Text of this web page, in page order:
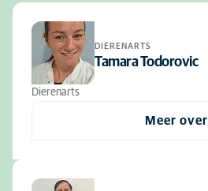
DIERENARTS
Tamara Todorovic
Dierenarts
Meer over